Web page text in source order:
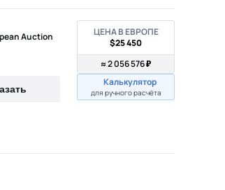
Auction
ЦЕНА В ЕВРОПЕ
$25 450
≈ 2 056 576 ₽
Калькулятор
для ручного расчёта